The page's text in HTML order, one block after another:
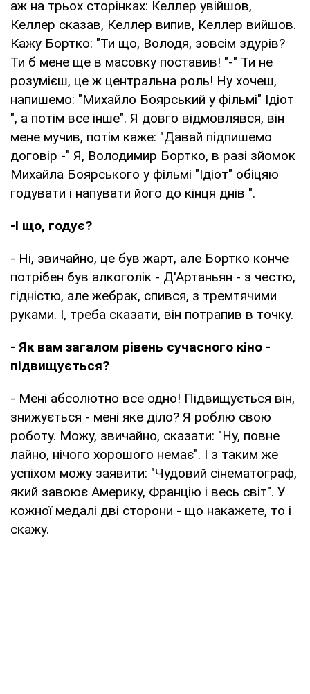
аж на трьох сторінках: Келлер увійшов,
Келлер сказав, Келлер випив, Келлер вийшов.
Кажу Бортко: "Ти що, Володя, зовсім здурів?
Ти б мене ще в масовку поставив! "-" Ти не
розумієш, це ж центральна роль! Ну хочеш,
напишемо: "Михайло Боярський у фільмі" Ідіот
", а потім все інше". Я довго відмовлявся, він
мене мучив, потім каже: "Давай підпишемо
договір -" Я, Володимир Бортко, в разі зйомок
Михайла Боярського у фільмі "Ідіот" обіцяю
годувати і напувати його до кінця днів ".
-І що, годує?
- Ні, звичайно, це був жарт, але Бортко конче
потрібен був алкоголік - Д'Артаньян - з честю,
гідністю, але жебрак, спився, з тремтячими
руками. І, треба сказати, він потрапив в точку.
- Як вам загалом рівень сучасного кіно -
підвищується?
- Мені абсолютно все одно! Підвищується він,
знижується - мені яке діло? Я роблю свою
роботу. Можу, звичайно, сказати: "Ну, повне
лайно, нічого хорошого немає". І з таким же
успіхом можу заявити: "Чудовий сінематограф,
який завоює Америку, Францію і весь світ". У
кожної медалі дві сторони - що накажете, то і
скажу.